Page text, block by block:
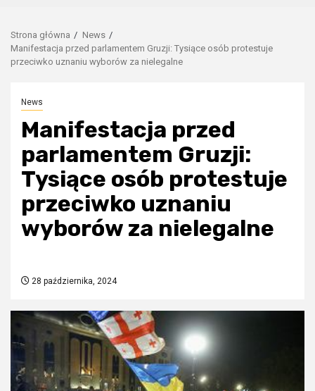
Strona główna
News
Manifestacja przed parlamentem Gruzji: Tysiące osób protestuje
przeciwko uznaniu wyborów za nielegalne
News
Manifestacja przed
parlamentem Gruzji:
Tysiące osób protestuje
przeciwko uznaniu
wyborów za nielegalne
28 października, 2024